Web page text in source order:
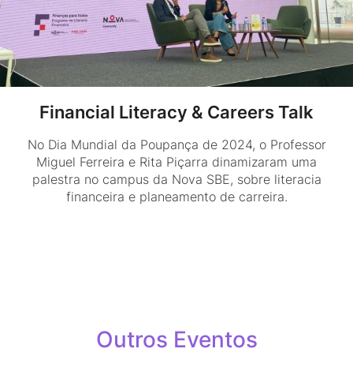
Financial Literacy & Careers Talk
No Dia Mundial da Poupança de 2024, o Professor
Miguel Ferreira e Rita Piçarra dinamizaram uma
palestra no campus da Nova SBE, sobre literacia
financeira e planeamento de carreira.
Outros Eventos